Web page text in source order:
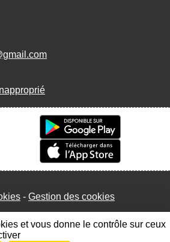
Gestion des cookies
et vous donne le contrôle sur ceux